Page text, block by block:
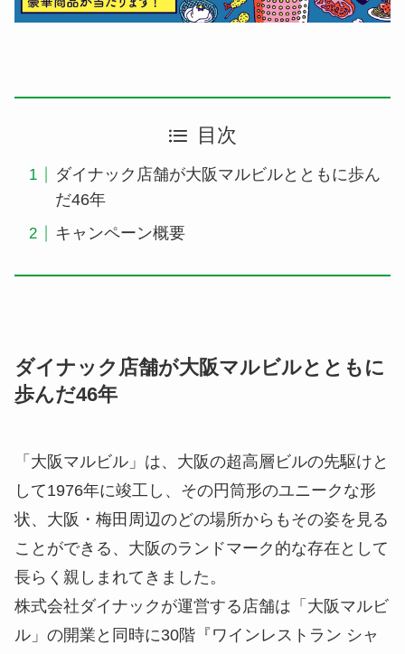
目次
ダイナック店舗が大阪マルビルとともに歩ん
だ46年
キャンペーン概要
ダイナック店舗が大阪マルビルとともに
歩んだ46年
「大阪マルビル」は、大阪の超高層ビルの先駆けと
して1976年に竣工し、その円筒形のユニークな形
状、大阪・梅田周辺のどの場所からもその姿を見る
ことができる、大阪のランドマーク的な存在として
長らく親しまれてきました。
株式会社ダイナックが運営する店舗は「大阪マルビ
ル」の開業と同時に30階『ワインレストラン シャ